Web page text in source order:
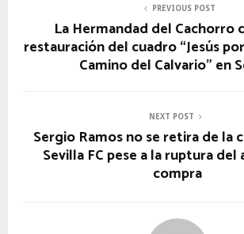
PREVIOUS POST
La Hermandad del Cachorro
restauración del cuadro “Jesús
Camino del Calvario” en
NEXT POST
Sergio Ramos no se retira de la
Sevilla FC pese a la ruptura
compra